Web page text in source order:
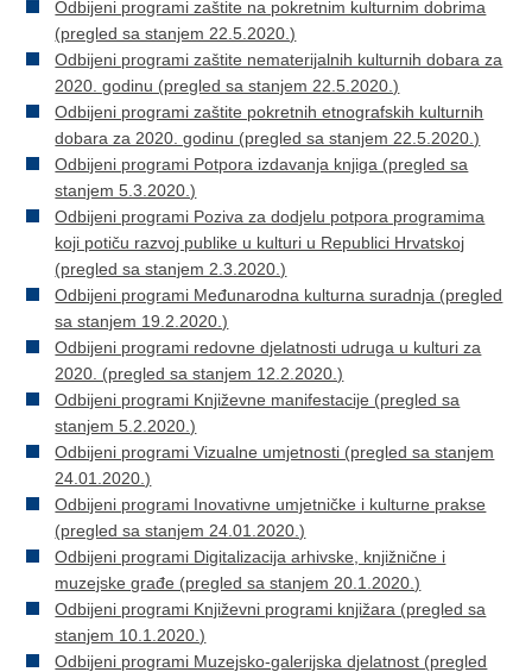
Odbijeni programi zaštite na pokretnim kulturnim dobrima
(pregled sa stanjem 22.5.2020.)
Odbijeni programi zaštite nematerijalnih kulturnih dobara za
2020. godinu (pregled sa stanjem 22.5.2020.)
Odbijeni programi zaštite pokretnih etnografskih kulturnih
dobara za 2020. godinu (pregled sa stanjem 22.5.2020.)
Odbijeni programi Potpora izdavanja knjiga (pregled sa
stanjem 5.3.2020.)
Odbijeni programi Poziva za dodjelu potpora programima
koji potiču razvoj publike u kulturi u Republici Hrvatskoj
(pregled sa stanjem 2.3.2020.)
Odbijeni programi Međunarodna kulturna suradnja (pregled
sa stanjem 19.2.2020.)
Odbijeni programi redovne djelatnosti udruga u kulturi za
2020. (pregled sa stanjem 12.2.2020.)
Odbijeni programi Književne manifestacije (pregled sa
stanjem 5.2.2020.)
Odbijeni programi Vizualne umjetnosti (pregled sa stanjem
24.01.2020.)
Odbijeni programi Inovativne umjetničke i kulturne prakse
(pregled sa stanjem 24.01.2020.)
Odbijeni programi Digitalizacija arhivske, knjižnične i
muzejske građe (pregled sa stanjem 20.1.2020.)
Odbijeni programi Književni programi knjižara (pregled sa
stanjem 10.1.2020.)
Odbijeni programi Muzejsko-galerijska djelatnost (pregled